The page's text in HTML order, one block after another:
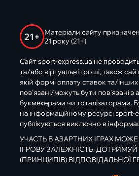
21+
Матеріали сайту
21 року (21+)
Сайт sport-express.ua не проводить
та/або віртуальні гроші, також
якій формі оплату ставок та/інших
пов’язані/можуть бути пов’язані
букмекерами чи тоталізаторами.
на інформаційному ресурсі sport-
публікуються виключно в
УЧАСТЬ В АЗАРТНИХ ІГРАХ
ІГРОВУ ЗАЛЕЖНІСТЬ.
(ПРИНЦИПІВ) ВІДПОВІДАЛЬНОЇ